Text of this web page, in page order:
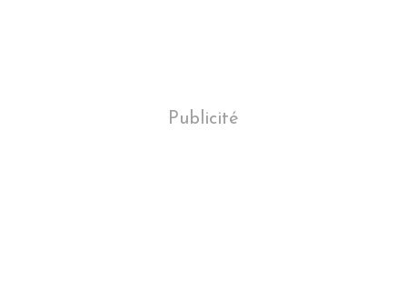
Publicité